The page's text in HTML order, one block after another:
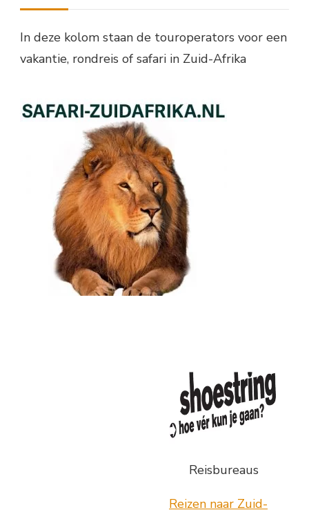
In deze kolom staan de touroperators voor een
vakantie, rondreis of safari in Zuid-Afrika
Reisbureaus
Reizen naar Zuid-